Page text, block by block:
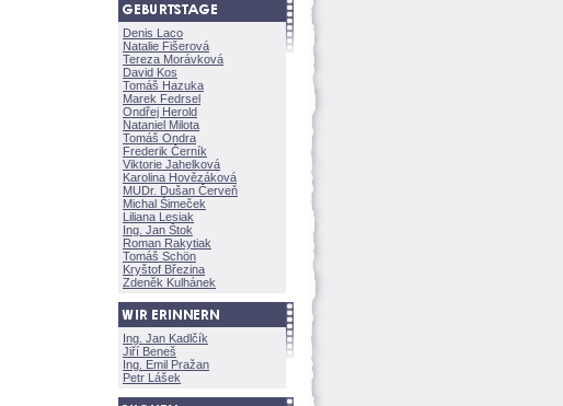
Denis Laco
Natalie Fišerov
Tereza Morávkov
David Kos
Tomáš Hazuka
Marek Fedrsel
Ondřej Herold
Nataniel Milota
Tomáš Ondra
Frederik Černík
Viktorie Jahelkov
Karolina Hovězákov
MUDr. Dušan Červeň
Michal Šimeček
Liliana Lesiak
Ing. Jan Štok
Roman Rakytiak
Tomáš Schön
Kryštof Březina
Zdeněk Kulhánek
Ing. Jan Kadlčík
Jiří Bene
Ing. Emil Pražan
Petr Lášek